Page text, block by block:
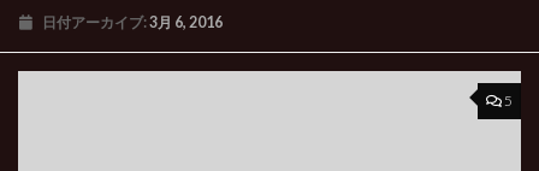
日付アーカイブ:3月 6, 2016
5